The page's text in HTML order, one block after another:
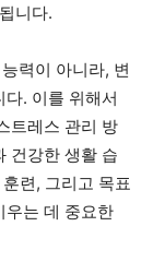
니다.
력이 아니라, 변
. 이를 위해서
트레스 관리 방
건강한 생활 습
련, 그리고 목표
우는 데 중요한